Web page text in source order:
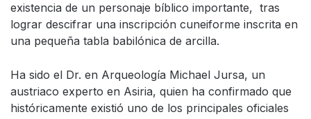
existencia de un personaje bíblico importante, tras
lograr descifrar una inscripción cuneiforme inscrita en
una pequeña tabla babilónica de arcilla.
Ha sido el Dr. en Arqueología Michael Jursa, un
austriaco experto en Asiria, quien ha confirmado que
históricamente existió uno de los principales oficiales